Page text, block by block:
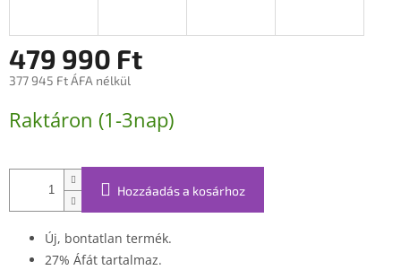
479 990 Ft
377 945 Ft ÁFA nélkül
Raktáron (1-3nap)
Hozzáadás a kosárhoz
Új, bontatlan termék.
27% Áfát tartalmaz.